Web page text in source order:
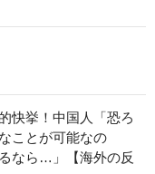
快挙！中国人「恐ろ
ことが可能なの
なら…」【海外の反